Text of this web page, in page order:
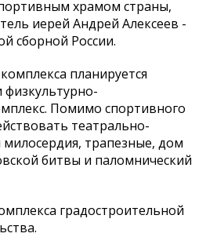
храмом страны,
иерей Андрей Алексеев -
сборной России.
планируется
физкультурно-
Помимо спортивного
театрально-
трапезные, дом
битвы и паломнический
градостроительной